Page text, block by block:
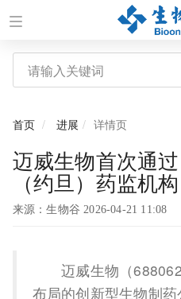
首页 进展 详情页
迈威生物首次通
（约旦）药监机
来源：生物谷 2026-04-21 11:08
迈威生物（
布局的创新型生物制